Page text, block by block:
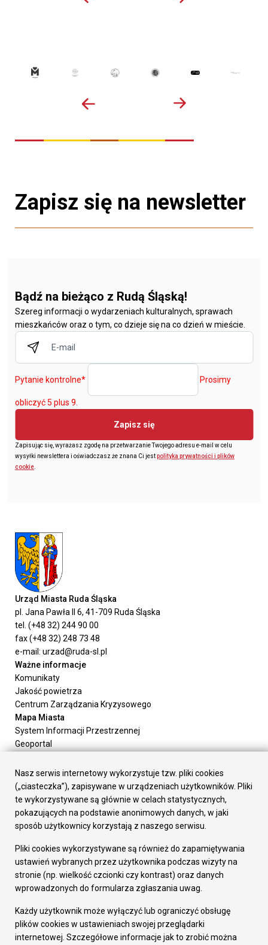
Zapisz się na newsletter
Bądź na bieżąco z Rudą Śląską!
Szereg informacji o wydarzeniach kulturalnych, sprawach
mieszkańców oraz o tym, co dzieje się na co dzień w mieście.
Pytanie kontrolne* Prosimy
obliczyć 5 plus 9.
Zapisz się
Zapisując się, wyrażasz zgodę na przetwarzanie Twojego adresu e-mail w celu
wysyłki newslettera i oświadczasz że znana Ci jestpolityka prywatności i plików
cookie
Urząd Miasta Ruda Śląska
pl. Jana Pawła II 6, 41-709 Ruda Śląska
tel. (+48 32) 244 90 00
fax (+48 32) 248 73 48
e-mail: urzad@ruda-sl.pl
Ważne informacje
Komunikaty
Jakość powietrza
Centrum Zarządzania Kryzysowego
Mapa Miasta
System Informacji Przestrzennej
Geoportal
Załatw sprawę
Prezydent Miasta
Rada Miasta
Wydziały
Elektroniczna Skrzynka Podawcza
Gospodarka
Fundusze europejskie
Środki krajowe
Oferty inwestycyjne
Pozostałe
Deklaracja dostępności
Dane osobowe
Nasz serwis internetowy wykorzystuje tzw. pliki cookies
(„ciasteczka”), zapisywane w urządzeniach użytkowników. Pliki
te wykorzystywane są głównie w celach statystycznych,
pokazujących na podstawie anonimowych danych, w jaki
sposób użytkownicy korzystają z naszego serwisu.
Pliki cookies wykorzystywane są również do zapamiętywania
ustawień wybranych przez użytkownika podczas wizyty na
stronie (np. wielkość czcionki czy kontrast) oraz danych
wprowadzonych do formularza zgłaszania uwag.
Każdy użytkownik może wyłączyć lub ograniczyć obsługę
plików cookies w ustawieniach swojej przeglądarki
internetowej. Szczegółowe informacje jak to zrobić można